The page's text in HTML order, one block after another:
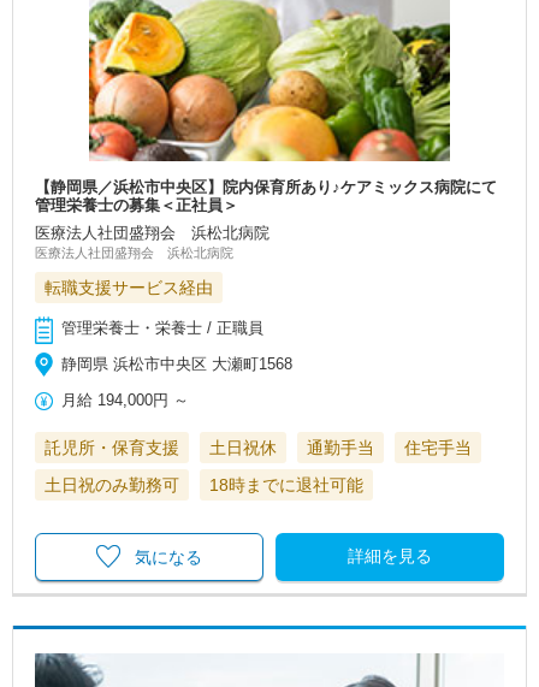
【静岡県／浜松市中央区】院内保育所あり♪ケアミックス病院にて
管理栄養士の募集＜正社員＞
医療法人社団盛翔会 浜松北病院
医療法人社団盛翔会 浜松北病院
転職支援サービス経由
管理栄養士・栄養士 / 正職員
静岡県 浜松市中央区 大瀬町1568
月給 194,000円 ～
託児所・保育支援 土日祝休 通勤手当
住宅手当
土日祝のみ勤務可
18時までに退社可能
詳細を見る
気になる